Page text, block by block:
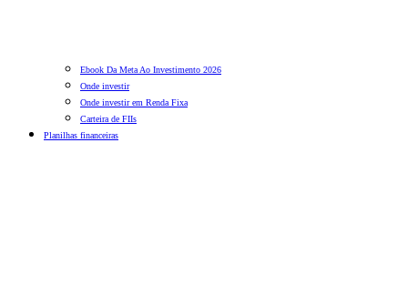
Ebook Da Meta Ao Investimento 2026
Onde investir
Onde investir em Renda Fixa
Carteira de FIIs
Planilhas financeiras